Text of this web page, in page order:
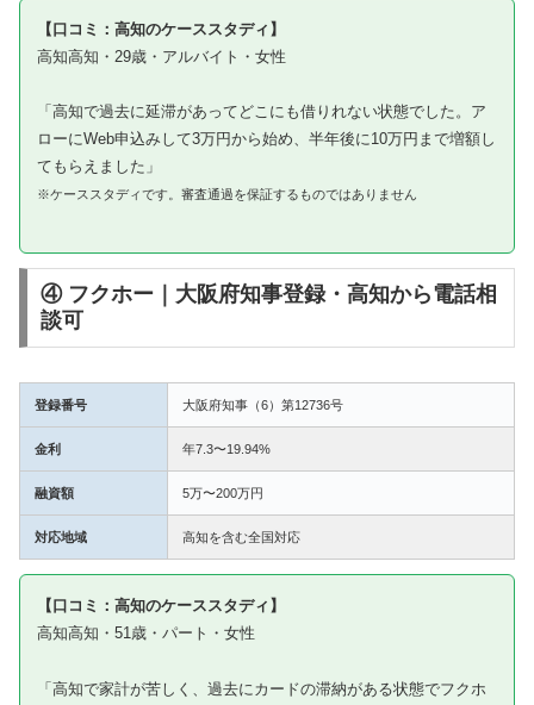
【口コミ：高知のケーススタディ】
高知高知・29歳・アルバイト・女性
「高知で過去に延滞があってどこにも借りれない状態でした。ア
ローにWeb申込みして3万円から始め、半年後に10万円まで増額し
てもらえました」
※ケーススタディです。審査通過を保証するものではありません
④ フクホー｜大阪府知事登録・高知から電話相
談可
登録番号 大阪府知事（6）第12736号
金利 年7.3〜19.94%
融資額 5万〜200万円
対応地域 高知を含む全国対応
【口コミ：高知のケーススタディ】
高知高知・51歳・パート・女性
「高知で家計が苦しく、過去にカードの滞納がある状態でフクホ